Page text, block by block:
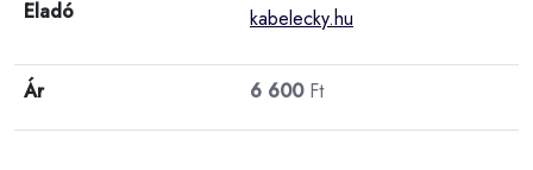
Eladó kabelecky.hu
Ár 6 600Ft